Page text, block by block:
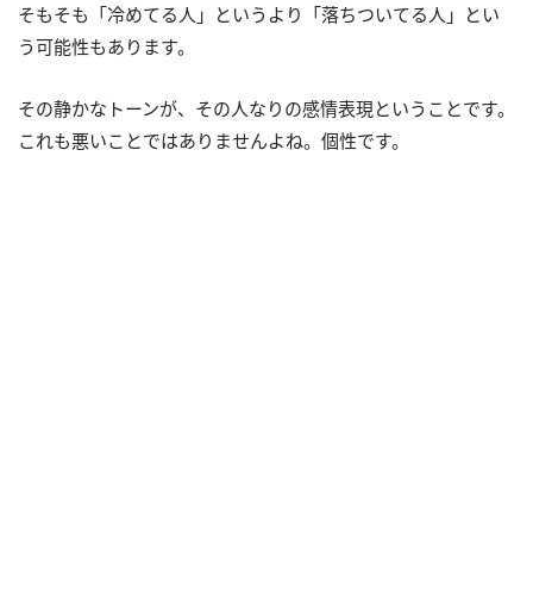
そもそも「冷めてる人」というより「落ちついてる人」とい
う可能性もあります。
その静かなトーンが、その人なりの感情表現ということです。
これも悪いことではありませんよね。個性です。